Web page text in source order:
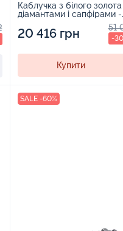
Каблучка з білого золота
діамантами і сапфірами -
20 416 грн 51
-
Купити
SALE -60%